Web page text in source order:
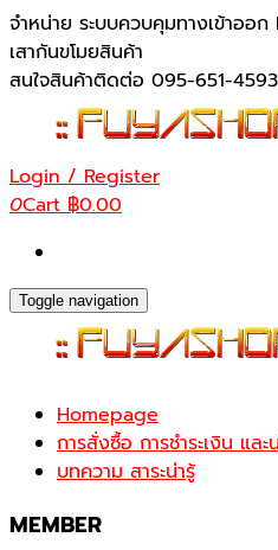
Skip
to
the
content
จำหน่าย ระบบควบคุมทางเข้าออ
เสากันขโมยสินค้า
สนใจสินค้าติดต่อ 095-651-
Login / Register
0Cart฿0.00
Toggle navigation
Homepage
การสั่งซื้อ การชำระเงิน แล
บทความ สาระน่ารู้
MEMBER